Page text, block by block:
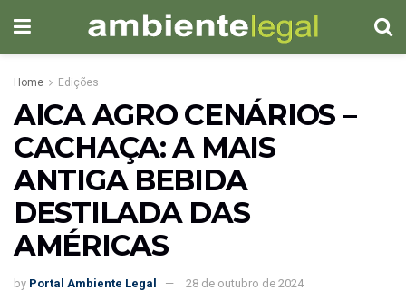
Home Edições
AICA AGRO CENÁRIOS –
CACHAÇA: A MAIS
ANTIGA BEBIDA
DESTILADA DAS
AMÉRICAS
by Portal Ambiente Legal 28 de outubro de 2024